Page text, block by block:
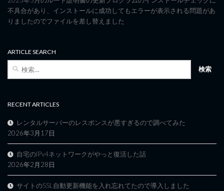
不具合があり、インストールに成功してもエラーが表示される問題があ
りましたのでファイルを差し替えました
ARTICLE SEARCH
RECENT ARTICLES
レンタルサーバーのレスポンスが悪すぎるので調べてみた
2026年3月17日
自宅のIPv4ネットワークがやっと復活した話
2026年2月28日
サイトのSSL自動更新機能を入れ忘れてたので導入しました